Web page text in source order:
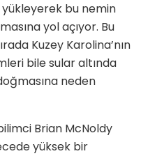
yükleyerek bu nemin
yol açıyor. Bu
Kuzey Karolina’nın
bile sular altında
neden
Brian McNoldy
yüksek bir